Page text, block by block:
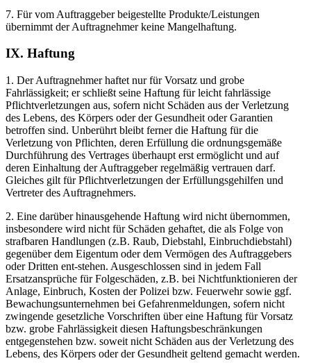
7. Für vom Auftraggeber beigestellte Produkte/Leistungen
übernimmt der Auftragnehmer keine Mangelhaftung.
IX. Haftung
1. Der Auftragnehmer haftet nur für Vorsatz und grobe
Fahrlässigkeit; er schließt seine Haftung für leicht fahrlässige
Pflichtverletzungen aus, sofern nicht Schäden aus der Verletzung
des Lebens, des Körpers oder der Gesundheit oder Garantien
betroffen sind. Unberührt bleibt ferner die Haftung für die
Verletzung von Pflichten, deren Erfüllung die ordnungsgemäße
Durchführung des Vertrages überhaupt erst ermöglicht und auf
deren Einhaltung der Auftraggeber regelmäßig vertrauen darf.
Gleiches gilt für Pflichtverletzungen der Erfüllungsgehilfen und
Vertreter des Auftragnehmers.
2. Eine darüber hinausgehende Haftung wird nicht übernommen,
insbesondere wird nicht für Schäden gehaftet, die als Folge von
strafbaren Handlungen (z.B. Raub, Diebstahl, Einbruchdiebstahl)
gegenüber dem Eigentum oder dem Vermögen des Auftraggebers
oder Dritten ent-stehen. Ausgeschlossen sind in jedem Fall
Ersatzansprüche für Folgeschäden, z.B. bei Nichtfunktionieren der
Anlage, Einbruch, Kosten der Polizei bzw. Feuerwehr sowie ggf.
Bewachungsunternehmen bei Gefahrenmeldungen, sofern nicht
zwingende gesetzliche Vorschriften über eine Haftung für Vorsatz
bzw. grobe Fahrlässigkeit diesen Haftungsbeschränkungen
entgegenstehen bzw. soweit nicht Schäden aus der Verletzung des
Lebens, des Körpers oder der Gesundheit geltend gemacht werden.